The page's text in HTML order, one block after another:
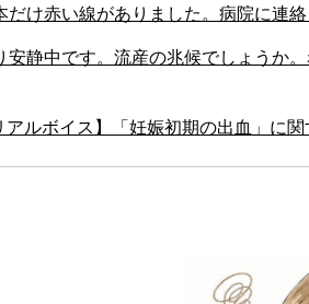
だけ赤い線がありました。病院に連
安静中です。流産の兆候でしょうか
アルボイス】「妊娠初期の出血」に